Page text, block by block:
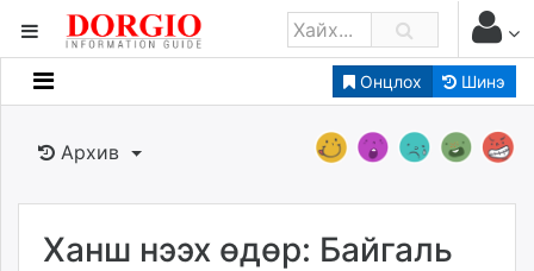
Онцлох Шинэ
Мэдээллийн
Банк санхүү
Бизнес ААН
Төрийн
Архив
Ханш нээх өдөр: Байгаль